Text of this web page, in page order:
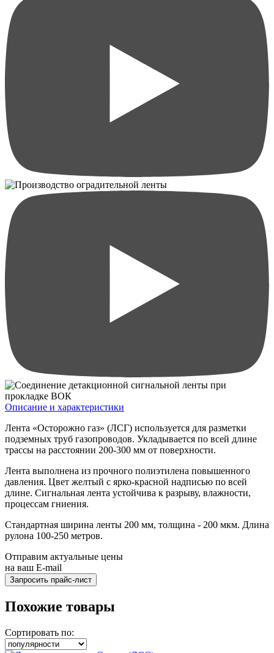
Описание и характеристики
Лента «Осторожно газ» (ЛСГ) используется для разметки
подземных труб газопроводов. Укладывается по всей длине
трассы на расстоянии 200-300 мм от поверхности.
Лента выполнена из прочного полиэтилена повышенного
давления. Цвет желтый с ярко-красной надписью по всей
длине. Сигнальная лента устойчива к разрыву, влажности,
процессам гниения.
Стандартная ширина ленты 200 мм, толщина - 200 мкм. Длина
рулона 100-250 метров.
Отправим актуальные цены
на ваш E-mail
Похожие товары
Сортировать по: